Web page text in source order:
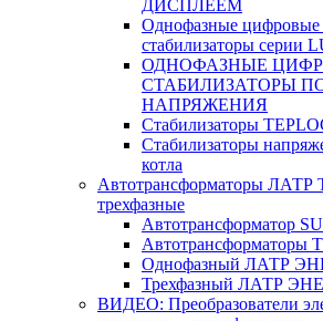
ДИСПЛЕЕМ
Однофазные цифровые
стабилизаторы серии
ОДНОФАЗНЫЕ
СТАБИЛИЗАТОРЫ
НАПРЯЖЕНИЯ
Стабилизаторы
Стабилизаторы
котла
Автотрансформаторы ЛАТР
трехфазные
Автотрансформатор
Автотрансформаторы
Однофазный ЛАТР
Трехфазный ЛАТР
ВИДЕО: Преобразователи